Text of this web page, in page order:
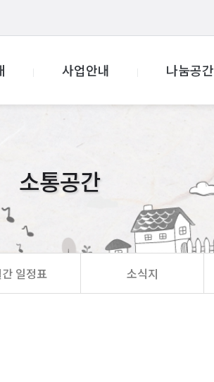
사업안내 나눔공간
소통공간
일정표 소식지